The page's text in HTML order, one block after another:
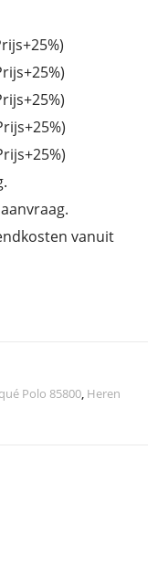
vanuit
Polo 85800, Heren